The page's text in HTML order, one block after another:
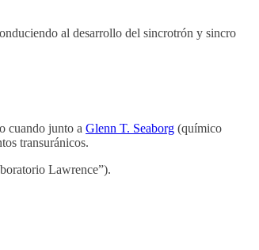
al desarrollo del sincrotrón y sincro
cuando junto a Glenn T. Seaborg (químico
transuránicos.
Lawrence”).